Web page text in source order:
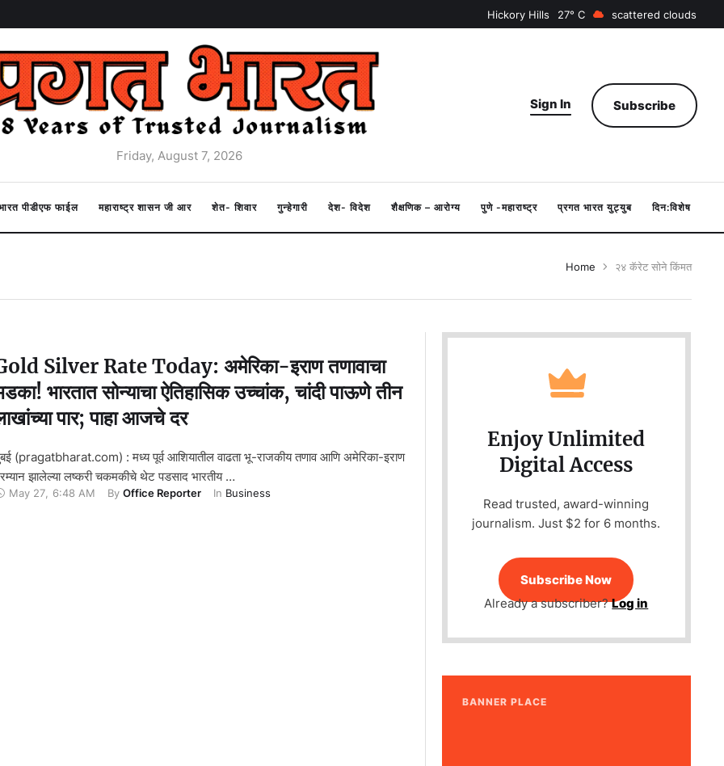
Hickory Hills 27 scattered clouds
Friday, August 7, 2026
Sign In Subscribe
पीडीएफ फाईल महाराष्ट्र शासन जी आर शेत- शिवार गुन्हेगारी देश- विदेश शैक्षणिक – आरोग्य पुणे -महाराष्ट्र प्रगत भारत युट्युब दिन:विशेष
Home २४ कॅरेट सोने किंमत
Silver Rate Today: अमेरिका-इराण तणावाचा
भारतात सोन्याचा ऐतिहासिक उच्चांक, चांदी पाऊणे तीन
पार; पाहा आजचे दर
(pragatbharat.com) : मध्य पूर्व आशियातील वाढता भू-राजकीय तणाव आणि अमेरिका-इराण
झालेल्या लष्करी चकमकीचे थेट पडसाद भारतीय …
May 27, 6:48 AM By Office Reporter In Business
Enjoy Unlimited
Digital Access
Read trusted, award-winning
journalism. Just $2 for 6 months.
Subscribe Now
Already a subscriber?Log in
BANNER PLACE